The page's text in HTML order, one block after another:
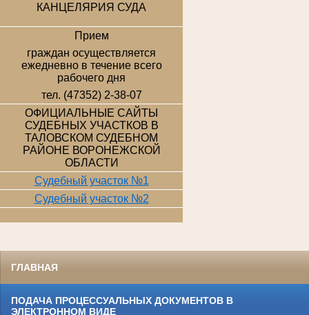
КАНЦЕЛЯРИЯ СУДА
Прием
граждан осуществляется
ежедневно в течение всего
рабочего дня
тел. (47352) 2-38-07
ОФИЦИАЛЬНЫЕ САЙТЫ
СУДЕБНЫХ УЧАСТКОВ В
ТАЛОВСКОМ СУДЕБНОМ
РАЙОНЕ ВОРОНЕЖСКОЙ
ОБЛАСТИ
Судебный участок №1
Судебный участок №2
ГЛАВНАЯ
ПОДАЧА ПРОЦЕССУАЛЬНЫХ ДОКУМЕНТОВ В
ЭЛЕКТРОННОМ ВИДЕ